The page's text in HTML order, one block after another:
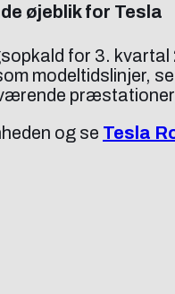
øjeblik for Tesla
for 3.
modeltidslinjer,
præstationer
og se Tesla